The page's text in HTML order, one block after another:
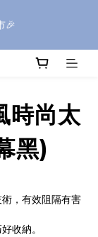
🎉
買三個(含)以上｜
時尚太
黑)
，有效阻隔有害
收納。